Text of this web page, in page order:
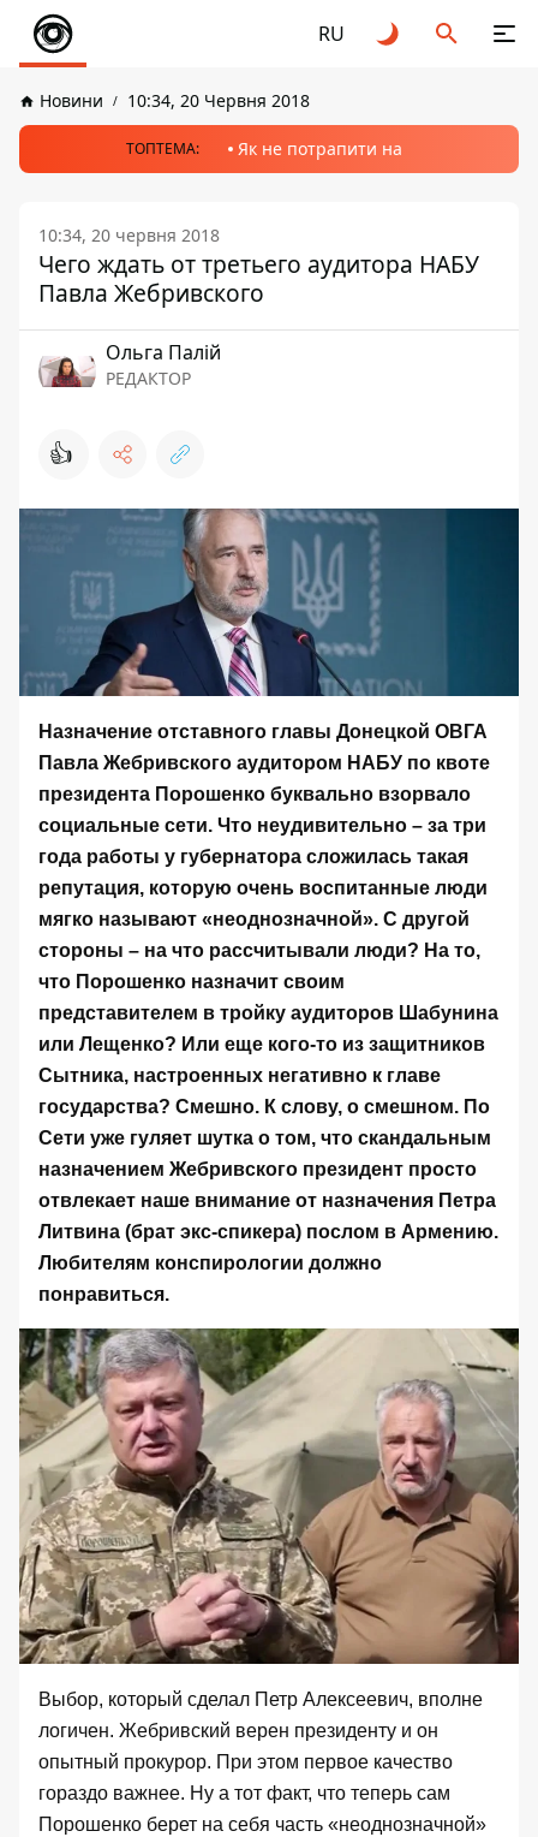
RU
Новини 10:34, 20 Червня 2018
ТОПТЕМА: Як не потрапити на
10:34, 20 червня 2018
Чего ждать от третьего аудитора НАБУ
Павла Жебривского
Ольга Палій
РЕДАКТОР
👍
Назначение отставного главы Донецкой ОВГА
Павла Жебривского аудитором НАБУ по квоте
президента Порошенко буквально взорвало
социальные сети. Что неудивительно – за три
года работы у губернатора сложилась такая
репутация, которую очень воспитанные люди
мягко называют «неоднозначной». С другой
стороны – на что рассчитывали люди? На то,
что Порошенко назначит своим
представителем в тройку аудиторов Шабунина
или Лещенко? Или еще кого-то из защитников
Сытника, настроенных негативно к главе
государства? Смешно. К слову, о смешном. По
Сети уже гуляет шутка о том, что скандальным
назначением Жебривского президент просто
отвлекает наше внимание от назначения Петра
Литвина (брат экс-спикера) послом в Армению.
Любителям конспирологии должно
понравиться.
Выбор, который сделал Петр Алексеевич, вполне
логичен. Жебривский верен президенту и он
опытный прокурор. При этом первое качество
гораздо важнее. Ну а тот факт, что теперь сам
Порошенко берет на себя часть «неоднозначной»